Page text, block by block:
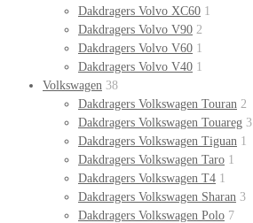
Dakdragers Volvo XC60 1
Dakdragers Volvo V90 2
Dakdragers Volvo V60 1
Dakdragers Volvo V40 1
Volkswagen 38
Dakdragers Volkswagen Touran 2
Dakdragers Volkswagen Touareg 3
Dakdragers Volkswagen Tiguan 1
Dakdragers Volkswagen Taro 1
Dakdragers Volkswagen T4 1
Dakdragers Volkswagen Sharan 3
Dakdragers Volkswagen Polo 7